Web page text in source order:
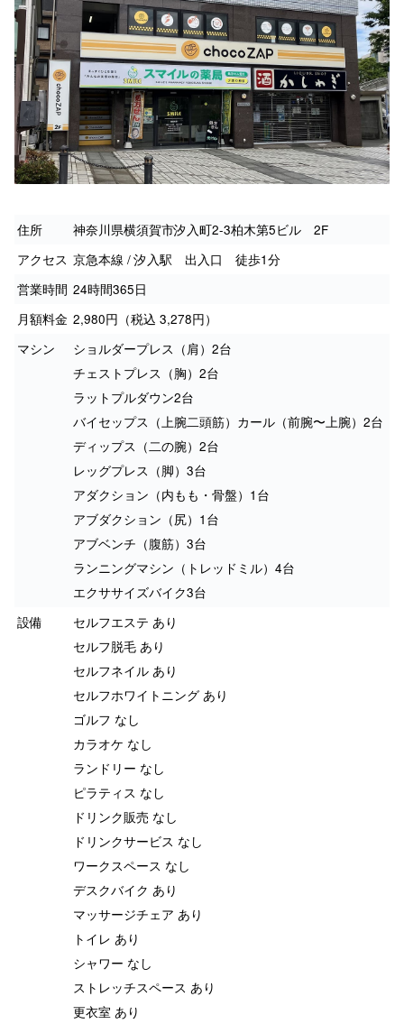
住所
神奈川県横須賀市汐入町2-3柏木第5ビル 2F
アクセス 京急本線 / 汐入駅 出入口 徒歩1分
営業時間 24時間365日
月額料金 2,980円（税込 3,278円）
マシン
ショルダープレス（肩）2台
チェストプレス（胸）2台
ラットプルダウン2台
バイセップス（上腕二頭筋）カール（前腕〜上腕）2台
ディップス（二の腕）2台
レッグプレス（脚）3台
アダクション（内もも・骨盤）1台
アブダクション（尻）1台
アブベンチ（腹筋）3台
ランニングマシン（トレッドミル）4台
エクササイズバイク3台
設備
セルフエステ あり
セルフ脱毛 あり
セルフネイル あり
セルフホワイトニング あり
ゴルフ なし
カラオケ なし
ランドリー なし
ピラティス なし
ドリンク販売 なし
ドリンクサービス なし
ワークスペース なし
デスクバイク あり
マッサージチェア あり
トイレ あり
シャワー なし
ストレッチスペース あり
更衣室 あり